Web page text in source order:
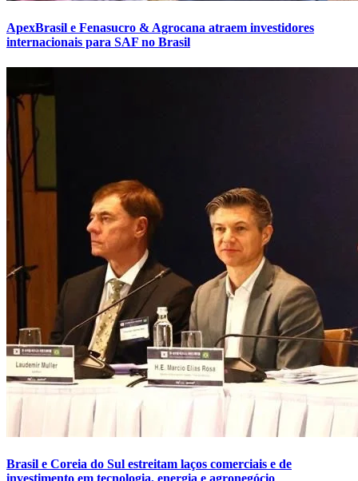
ApexBrasil e Fenasucro & Agrocana atraem investidores
internacionais para SAF no Brasil
Brasil e Coreia do Sul estreitam laços comerciais e de
investimento em tecnologia, energia e agronegócio